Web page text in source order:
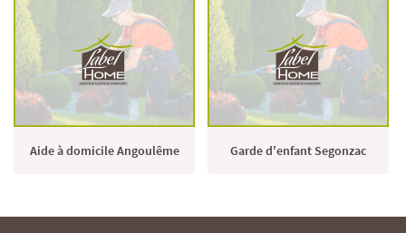
Aide à domicile Angoulême Garde d'enfant Segonzac